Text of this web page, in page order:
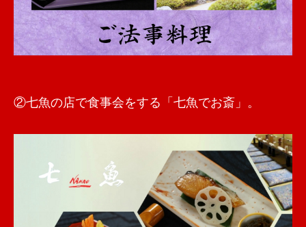
②七魚の店で食事会をする「七魚でお斎」。